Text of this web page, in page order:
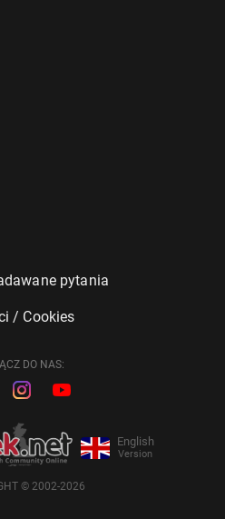
pytania
/ Cookies
DO NAS:
English
Version
© 2002-2026